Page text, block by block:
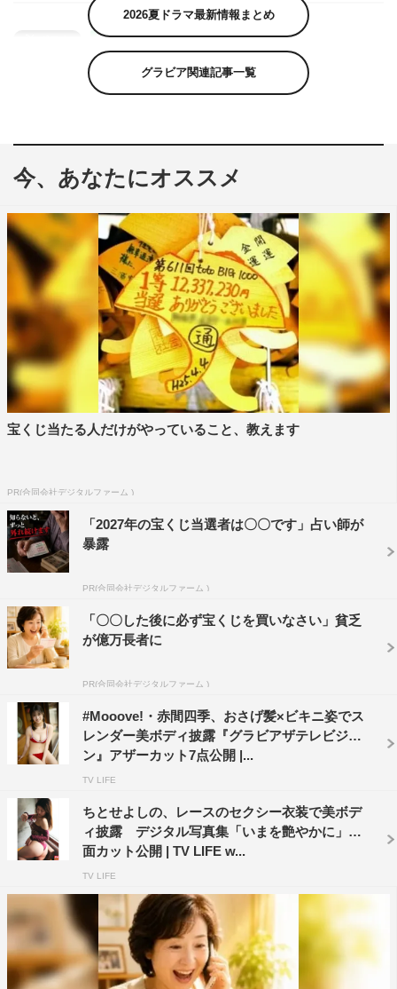
2026夏ドラマ最新情報まとめ
グラビア関連記事一覧
今、あなたにオススメ
宝くじ当たる人だけがやっていること、教えます
PR(合同会社デジタルファーム )
「2027年の宝くじ当選者は〇〇です」占い師が
暴露
PR(合同会社デジタルファーム )
「〇〇した後に必ず宝くじを買いなさい」貧乏
が億万長者に
PR(合同会社デジタルファーム )
#Mooove!・赤間四季、おさげ髪×ビキニ姿でス
レンダー美ボディ披露『グラビアザテレビジョ
ン』アザーカット7点公開 |...
TV LIFE
ちとせよしの、レースのセクシー衣装で美ボデ
ィ披露 デジタル写真集「いまを艶やかに」誌
面カット公開 | TV LIFE w...
TV LIFE